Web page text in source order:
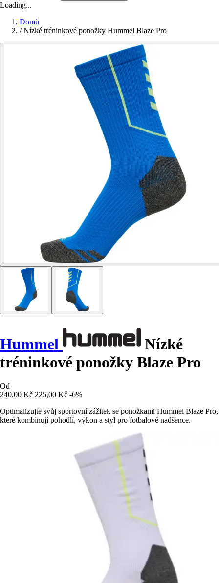
Loading...
Domů
/ Nízké tréninkové ponožky Hummel Blaze Pro
Hummel
Nízké
tréninkové ponožky Blaze Pro
Od
240,00 Kč 225,00 Kč -6%
Optimalizujte svůj sportovní zážitek se ponožkami Hummel Blaze Pro,
které kombinují pohodlí, výkon a styl pro fotbalové nadšence.